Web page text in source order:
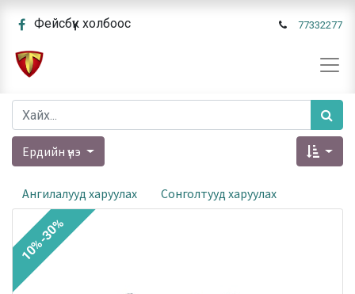
Фейсбүүк холбоос 77332277
Ердийн үнэ
Ангилалууд харуулах Сонголтууд харуулах
10%-30%